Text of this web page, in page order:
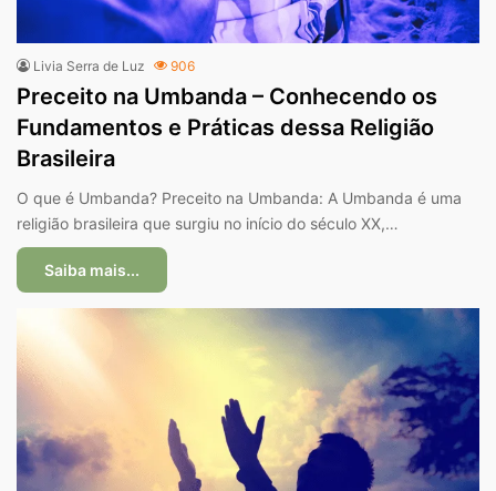
Livia Serra de Luz 906
Preceito na Umbanda – Conhecendo os
Fundamentos e Práticas dessa Religião
Brasileira
O que é Umbanda? Preceito na Umbanda: A Umbanda é uma
religião brasileira que surgiu no início do século XX,…
Saiba mais...